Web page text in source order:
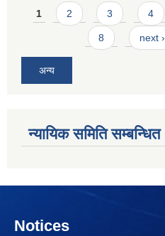
Pages
1 2 3 4
8 next ›
अन्य
न्यायिक समिति सम्बन्धित
Notices